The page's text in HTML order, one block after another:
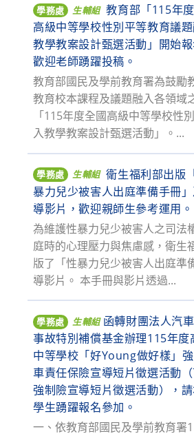
學務處 生輔組 教育部「115年
高級中等學校性別平等教育議
教學教案設計甄選活動」開始報
歡迎老師踴躍投稿。
教育部國民及學前教育署為鼓勵
教育校本課程及議題融入各領域
「115年度全國高級中等學校性
入教學教案設計甄選活動」。...
學務處 生輔組 衛生福利部出版
暴力兒少被害人出庭準備手冊
導影片，歡迎親師生參考運用。
為維護性暴力兒少被害人之司法
庭時的心理壓力與焦慮感，衛生
版了「性暴力兒少被害人出庭準
導影片。 本手冊與影片透過...
學務處 生輔組 函轉財團法人汽
事故特別補償基金辦理115年度
中等學校「好Young做好樣」
車責任保險宣導短片徵選活動
強制險宣導短片徵選活動），
學生踴躍報名參加。
一、依教育部國民及學前教育署